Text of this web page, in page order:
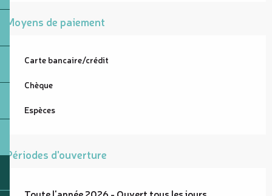
Moyens de paiement
Carte bancaire/crédit
Chèque
Espèces
Périodes d'ouverture